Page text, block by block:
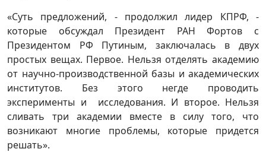
«Суть предложений, - продолжил лидер КПРФ, -
которые обсуждал Президент РАН Фортов с
Президентом РФ Путиным, заключалась в двух
простых вещах. Первое. Нельзя отделять академию
от научно-производственной базы и академических
институтов. Без этого негде проводить
эксперименты и исследования. И второе. Нельзя
сливать три академии вместе в силу того, что
возникают многие проблемы, которые придется
решать».